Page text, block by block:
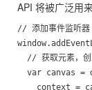
API 将被广泛用
// 添加事件监听器
// 获取元素，创
var canvas =
context =